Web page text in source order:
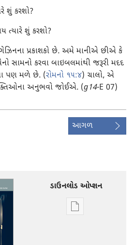
શું કરશો?
ત્યારે શું કરશો?
પ્રકાશકો છે. અમે માનીએ છીએ કે
સામનો કરવા બાઇબલમાંથી જરૂરી મદદ
પણ મળે છે. (રોમનો ૧૫:૪) ચાલો, એ
અનુભવો જોઈએ. (g14-E 07)
આગળ
ડાઉનલોડ ઓપ્શન
ડિજિટલ